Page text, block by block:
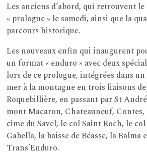
Les anciens d’abord, qui retrouvent
« prologue » le samedi, ainsi que la
parcours historique.
Les nouveaux enfin qui inaugurent
un format « enduro » avec deux
lors de ce prologue, intégrées dans
mer à la montagne en trois liaisons
Roquebillière, en passant par St
mont Macaron, Chateauneuf,
cime du Savel, le col Saint Roch, le
Gabella, la baisse de Béasse, la Balma
Trans’Enduro.